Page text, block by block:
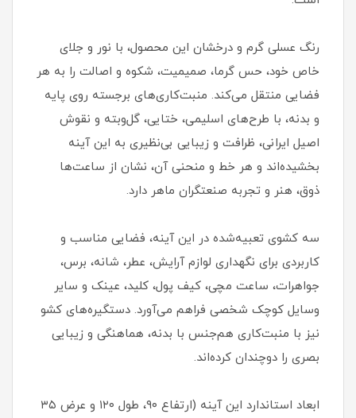
رنگ عسلی گرم و درخشان این محصول، با نور و جلای
خاص خود، حس گرما، صمیمیت، شکوه و اصالت را به هر
فضایی منتقل می‌کند. منبت‌کاری‌های برجسته روی پایه
و بدنه، با طرح‌های اسلیمی، ختایی، گل‌و‌بته و نقوش
اصیل ایرانی، ظرافت و زیبایی بی‌نظیری به این آینه
بخشیده‌اند و هر خط و منحنی آن، نشان از ساعت‌ها
ذوق، هنر و تجربه صنعتگران ماهر دارد.
سه کشوی تعبیه‌شده در این آینه، فضایی مناسب و
کاربردی برای نگهداری لوازم آرایش، عطر، شانه، برس،
جواهرات، ساعت مچی، کیف پول، کلید، عینک و سایر
وسایل کوچک شخصی فراهم می‌آورد. دستگیره‌های کشو
نیز با منبت‌کاری هم‌جنس با بدنه، هماهنگی و زیبایی
بصری را دوچندان کرده‌اند.
ابعاد استاندارد این آینه (ارتفاع ۹۰، طول ۱۲۰ و عرض ۳۵